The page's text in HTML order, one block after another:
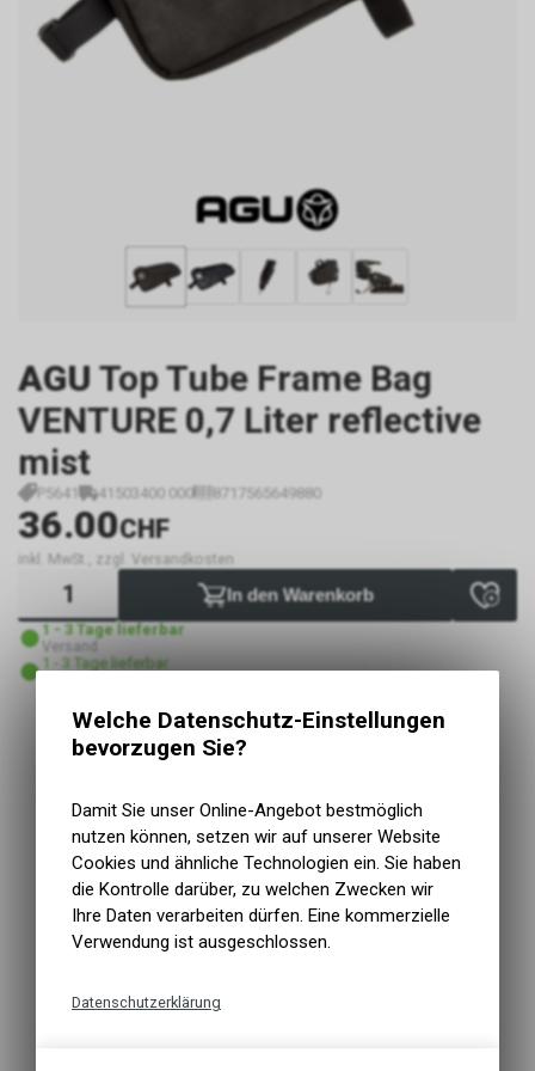
AGU Top Tube Frame Bag
VENTURE 0,7 Liter reflective
mist
P5641 41503400 000 8717565649880
36.00CHF
inkl. MwSt., zzgl. Versandkosten
In den Warenkorb
1 - 3 Tage lieferbar
Versand
1 - 3 Tage lieferbar
KurzbezeichnungTop Tube Frame Bag
Grösse/Abm.6 x 12 x 23 cm
MontageartKlettband
Wasserabweisendes Recycling Polyester
Die Oberrohrtasche ist die perfekte Aufbewahrung für
Gegenstände, die man während der fahrt griffbereit
haben möchte
Der Reissverschluss lässt sich leicht mit einer Hand
Welche Datenschutz-Einstellungen
bevorzugen Sie?
Damit Sie unser Online-Angebot bestmöglich
nutzen können, setzen wir auf unserer Website
Cookies und ähnliche Technologien ein. Sie haben
die Kontrolle darüber, zu welchen Zwecken wir
Ihre Daten verarbeiten dürfen. Eine kommerzielle
Verwendung ist ausgeschlossen.
Datenschutzerklärung